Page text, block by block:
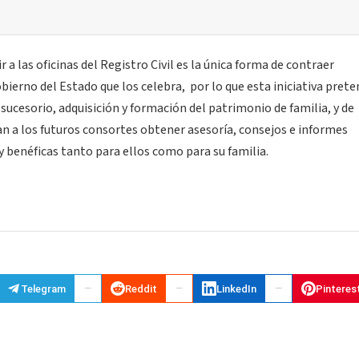
a las oficinas del Registro Civil es la única forma de contraer
del Estado que los celebra, por lo que esta iniciativa
adquisición y formación del patrimonio de familia, y de
a los futuros consortes obtener asesoría, consejos e informes
tanto para ellos como para su familia.
Telegram Reddit LinkedIn